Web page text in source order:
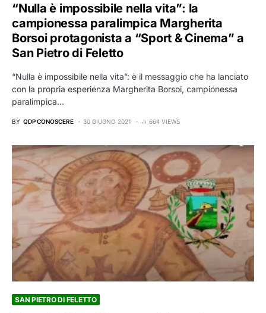
“Nulla è impossibile nella vita”: la
campionessa paralimpica Margherita
Borsoi protagonista a “Sport & Cinema” a
San Pietro di Feletto
“Nulla è impossibile nella vita”: è il messaggio che ha lanciato
con la propria esperienza Margherita Borsoi, campionessa
paralimpica…
BY QDP CONOSCERE 30 GIUGNO 2021 664 VIEWS
SAN PIETRO DI FELETTO